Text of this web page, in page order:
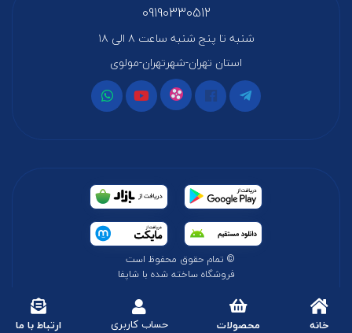
خانه محصولات حساب کاربری ارتباط با ما
09190330512
شنبه تا پنج شنبه ساعت ۸ الی ۱۸
استان تهران-شهرتهران-مولوی
© تمام حقوق محفوظ است
فروشگاه ساخته شده با شاپفا